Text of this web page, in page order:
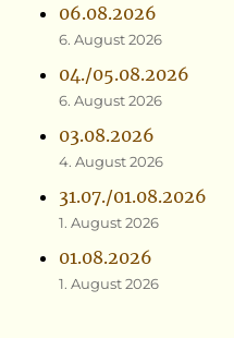
06.08.2026
6. August 2026
04./05.08.2026
6. August 2026
03.08.2026
4. August 2026
31.07./01.08.2026
1. August 2026
01.08.2026
1. August 2026